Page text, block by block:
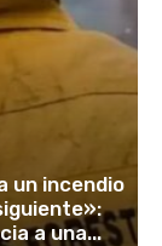
un incendio
a una...